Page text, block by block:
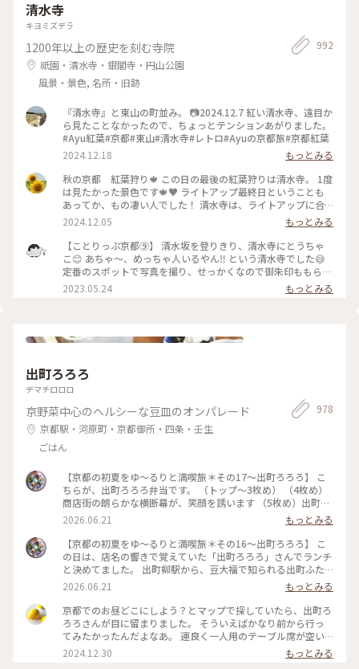
りペースになりますが、これからもよろしくお願いします☺︎
清水寺
キヨミズデラ
1200年以上の歴史を刻む寺院
祇園・清水寺・銀閣寺・円山公園
風景・景色, 名所・旧跡
992
『清水寺』と東山の町並み。 📷2024.12.7 紅い清水寺、遠目か
ら見たことなかったので、ちょっとテンションあがりました。
#Ayu紅葉#京都#東山#清水寺#レトロ#Ayuの京都旅#京都紅葉
2024.12.18
もっとみる
秋の京都 紅葉狩り🍁 この日の最後の紅葉狩りは清水寺。 1度
は見たかった景色です🍁♥️ ライトアップ最終日ということも
あってか、もの凄い人でした！ 清水寺は、ライトアップに合
わせて開門ではないのですね💧 ライトアップ時間前に受付ま
で行くと既にたくさんの人が入っていて、清水の舞台もその先
の絶好のフォトスポットも既に人・人・人·····😱 後ろにも
どんどん人が詰めてきて圧迫されて動けなくなり...梨泰院の事
故が頭の中を過りました😫 数十分かかって１枚目の写真が撮
れる場所までたどり着きました💦 これは予想を遥かに上回る
美しさ✨✨ ライトアップされた紅葉と青いビームと京都の街の
おりてからも池に映る三重塔や紅葉も美しかったです🍁 #清水
2024 #クラシカルな街
2024.12.05
もっとみる
【ことりっぷ京都⑨】 清水坂を登りきり、清水寺にとうちゃ
こ😊 あちゃ〜、めっちゃ人いるやん‼️ という清水寺でした😅
定番のスポットで写真を撮り、せっかくなので御朱印ももらい
ました（御朱印は後ほど投稿します☺️）。 御朱印は、写真撮
影は禁止でしたが、目の前で書いてくれます。 御朱印が書き終
人混みを縫うように歩きながら産寧坂（三年坂）に向かいまし
2023.05.24 もっとみる
出町ろろろ
デマチロロロ
京野菜中心のヘルシーな豆皿のオンパレード
京都駅・河原町・京都御所・四条・壬生
ごはん
978
【京都の初夏をゆ〜るりと満喫旅＊その17〜出町ろろろ】 こ
ちらが、出町ろろろ弁当です。 （トップ〜3枚め） （4枚め）
商店街の朗らかな横断幕が、笑顔を誘います （5枚め）出町座
（ミニシアター） #懐かしくて優しい #ひとり散歩 #のんび
り #出町柳 #出町ろろろ #美味しい店 #おばんざい #こと
りっぷ京都
2026.06.21
もっとみる
【京都の初夏をゆ〜るりと満喫旅＊その16〜出町ろろろ】 こ
の日は、店名の響きで覚えていた「出町ろろろ」さんでランチ
と決めてました。 出町柳駅から、豆大福で知られる出町ふた
ばを目指して、すぐ右手の脇道を行くと間もなく。 ここら辺り
から、空気がのどかで、のんびり行きたいな。どこか懐かしく
て優しい。 それが喜びになりました。 （トップ）入口と看板
（2枚め）店内の雰囲気もスロー （3枚め）今日のメニュー案
内 お値段もリーズナブルで美味しいです！ 店内はこじんま
りとした規模なので、予約必至です。お料理は次の投稿に。 #
出町ろろろ #出町柳 #のんびり #ひとり散歩 #懐かしくて
2026.06.21
もっとみる
京都でのお昼どこにしよう？とマップで探していたら、出町ろ
ろろさんが目に留まりました。 そういえばかなり前から行っ
てみたかったんだよなあ。 運良く一人用のテーブル席が空い
ており、お昼のろろろ弁当をいただきました。 壬生菜や九条
ねぎを使ったおばんざい色々、熱々のだし巻きにザクザクのか
2024.12.30 もっとみる